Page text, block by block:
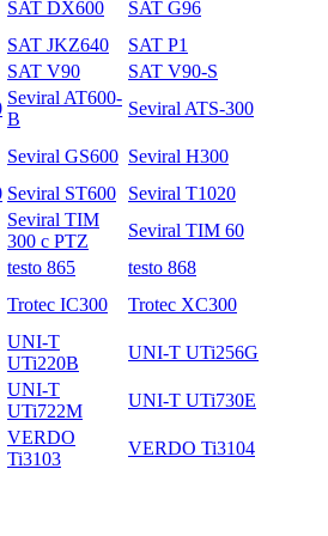
SAT DX600
SAT G96
SAT JKZ640
SAT P1
SAT V90
SAT V90-S
Seviral AT600-
B
Seviral ATS-300
Seviral GS600 Seviral H300
Seviral ST600
Seviral T1020
Seviral TIM
300 с PTZ
Seviral TIM 60
testo 865
testo 868
Trotec IC300 Trotec XC300
UNI-T
UTi220B
UNI-T UTi256G
UNI-T
UTi722M
UNI-T UTi730E
VERDO
Ti3103
VERDO Ti3104